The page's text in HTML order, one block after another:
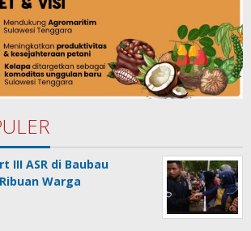
III ASR di Baubau
Warga